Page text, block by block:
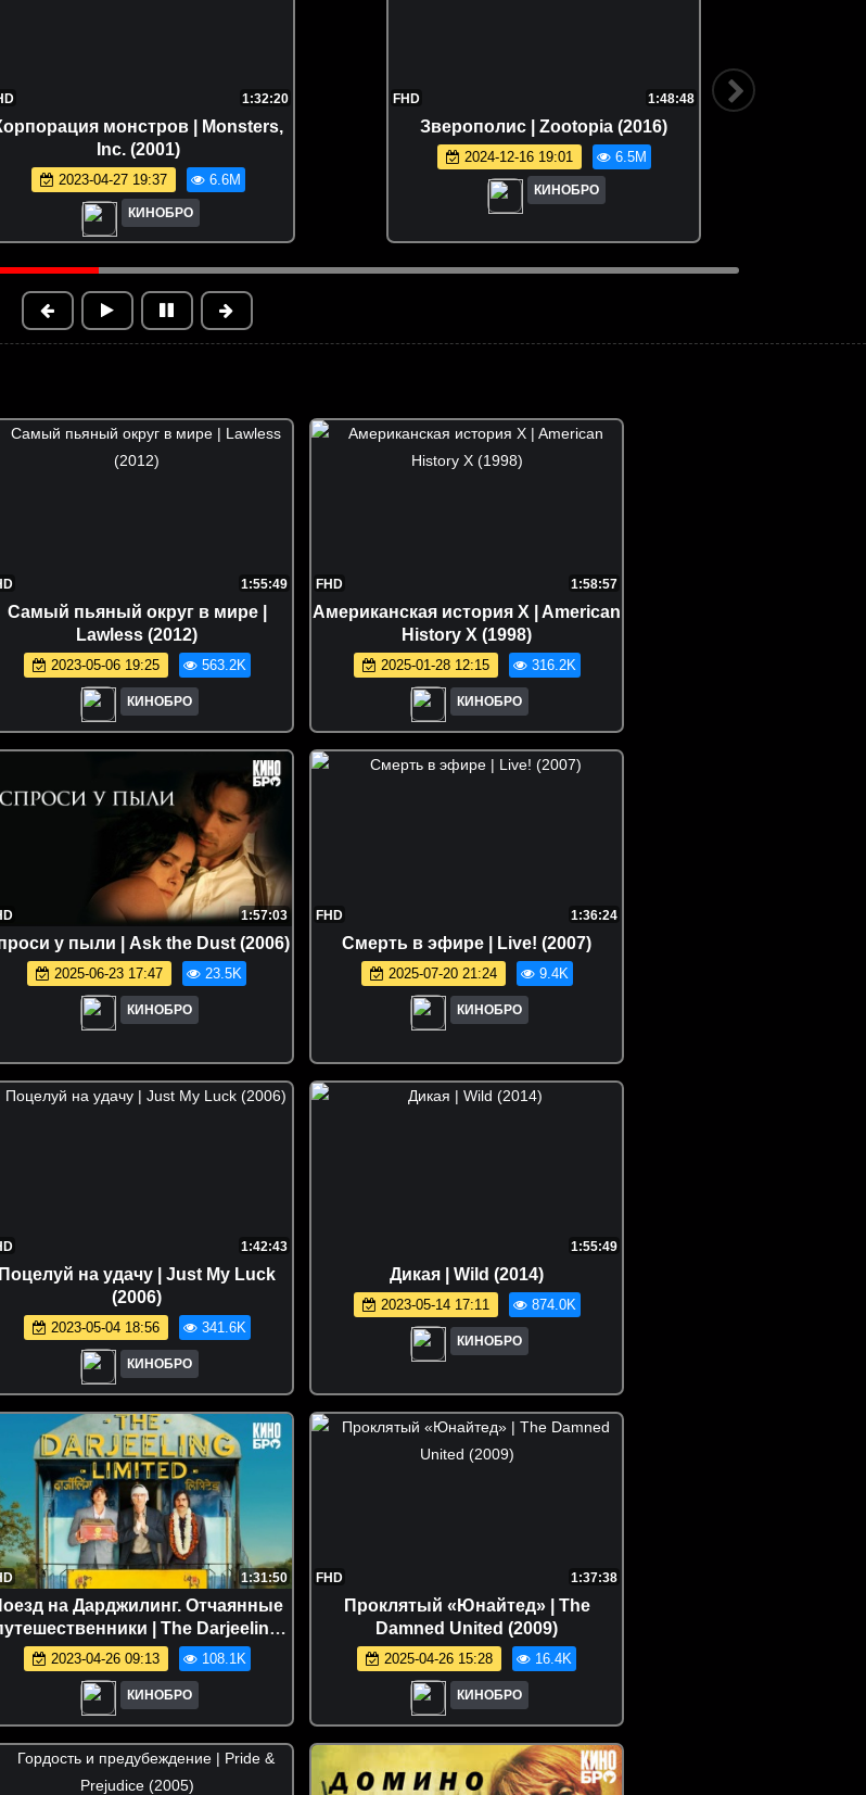
1:32:20
монстров | Monsters,
Inc. (2001)
2023-04-27 19:37 6.6M
КИНОБРО
FHD 1:48:48
Зверополис | Zootopia (2016)
2024-12-16 19:01 6.5M
КИНОБРО
1:55:49
Самый пьяный округ в мире |
Lawless (2012)
2023-05-06 19:25 563.2K
КИНОБРО
FHD 1:58:57
Американская история X | American
History X (1998)
2025-01-28 12:15 316.2K
КИНОБРО
1:57:03
у пыли | Ask the Dust (2006)
2025-06-23 17:47 23.5K
КИНОБРО
FHD 1:36:24
Смерть в эфире | Live! (2007)
2025-07-20 21:24 9.4K
КИНОБРО
1:42:43
Поцелуй на удачу | Just My Luck
(2006)
2023-05-04 18:56 341.6K
КИНОБРО
1:55:49
Дикая | Wild (2014)
2023-05-14 17:11 874.0K
КИНОБРО
1:31:50
на Дарджилинг. Отчаянные
| The Darjeeling
Limited (2007)
2023-04-26 09:13 108.1K
КИНОБРО
FHD 1:37:38
Проклятый «Юнайтед» | The
Damned United (2009)
2025-04-26 15:28 16.4K
КИНОБРО